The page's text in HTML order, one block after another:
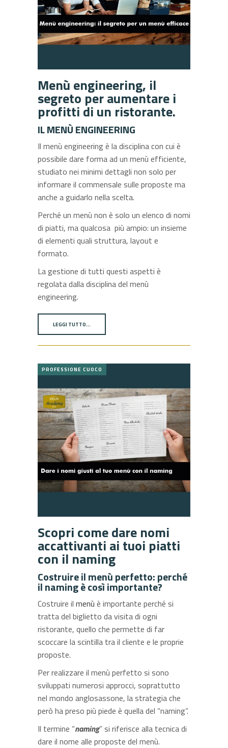
Menù engineering, il
segreto per aumentare i
profitti di un ristorante.
IL MENÙ ENGINEERING
Il menù engineering è la disciplina con cui è
possibile dare forma ad un menù efficiente,
studiato nei minimi dettagli non solo per
informare il commensale sulle proposte ma
anche a guidarlo nella scelta.
Perché un menù non è solo un elenco di nomi
di piatti, ma qualcosa più ampio: un insieme
di elementi quali struttura, layout e
formato.
La gestione di tutti questi aspetti è
regolata dalla disciplina del menù
engineering.
LEGGI TUTTO…
PROFESSIONE CUOCO
Scopri come dare nomi
accattivanti ai tuoi piatti
con il naming
Costruire il menù perfetto: perché
il naming è così importante?
Costruire il menù è importante perché si
tratta del biglietto da visita di ogni
ristorante, quello che permette di far
scoccare la scintilla tra il cliente e le proprie
proposte.
Per realizzare il menù perfetto si sono
sviluppati numerosi approcci, soprattutto
nel mondo anglosassone, la strategia che
però ha preso più piede è quella del “naming”.
Il termine “naming” si riferisce alla tecnica di
dare il nome alle proposte del menù.